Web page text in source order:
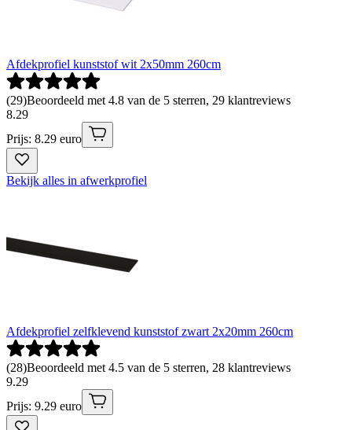
Afdekprofiel kunststof wit 2x50mm 260cm
(29)Beoordeeld met 4.8 van de 5 sterren, 29 klantreviews
8.29
Prijs: 8.29 euro
Bekijk alles in afwerkprofiel
Afdekprofiel zelfklevend kunststof zwart 2x20mm 260cm
(28)Beoordeeld met 4.5 van de 5 sterren, 28 klantreviews
9.29
Prijs: 9.29 euro